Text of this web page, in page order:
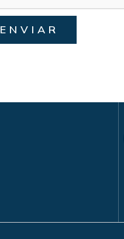
ENVIAR